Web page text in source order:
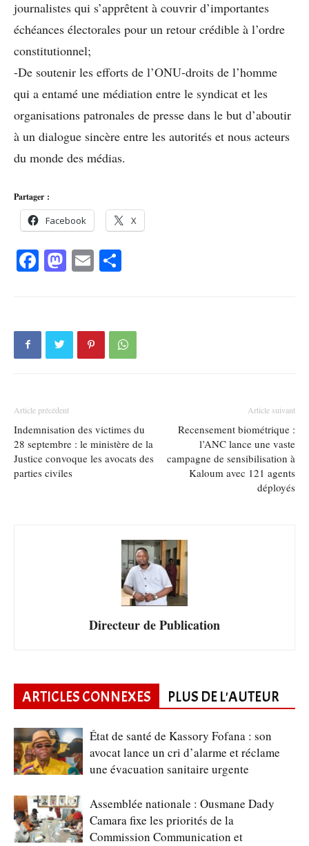
journalistes qui s’apprêtent à couvrir d’importantes
échéances électorales pour un retour crédible à l’ordre
constitutionnel;
-De soutenir les efforts de l’ONU-droits de l’homme
qui a entamé une médiation entre le syndicat et les
organisations patronales de presse dans le but d’aboutir
à un dialogue sincère entre les autorités et nous acteurs
du monde des médias.
Partager :
Facebook X
Facebook
Mastodon
Email
Article précédent
Indemnisation des victimes du
28 septembre : le ministère de la
Justice convoque les avocats des
parties civiles
Article suivant
Recensement biométrique :
l’ANC lance une vaste
campagne de sensibilisation à
Kaloum avec 121 agents
déployés
Directeur de Publication
ARTICLES CONNEXES PLUS DE L'AUTEUR
État de santé de Kassory Fofana : son
avocat lance un cri d’alarme et réclame
une évacuation sanitaire urgente
Assemblée nationale : Ousmane Dady
Camara fixe les priorités de la
Commission Communication et